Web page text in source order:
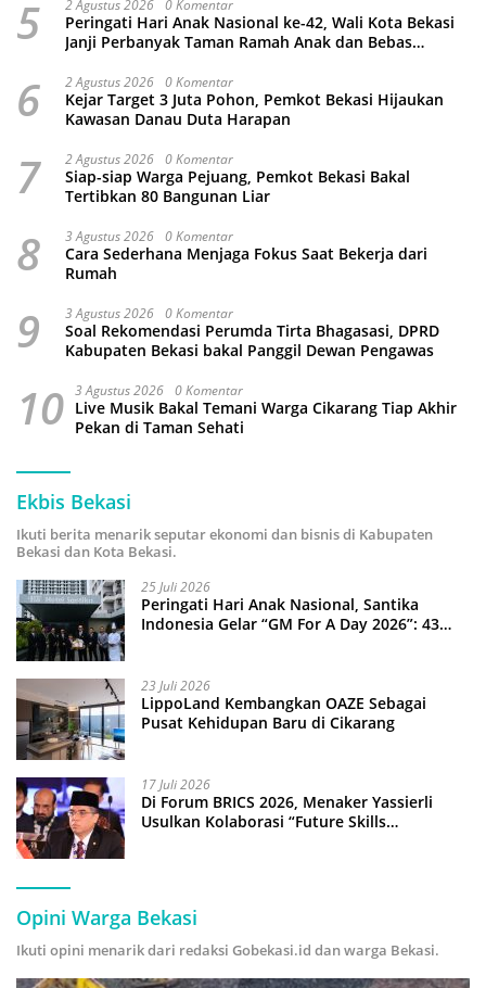
5 2 Agustus 2026 0 Komentar
Peringati Hari Anak Nasional ke-42, Wali Kota Bekasi
Janji Perbanyak Taman Ramah Anak dan Bebas
6 2 Agustus 2026 0 Komentar
Kejar Target 3 Juta Pohon, Pemkot Bekasi Hijaukan
Kawasan Danau Duta Harapan
7 2 Agustus 2026 0 Komentar
Siap-siap Warga Pejuang, Pemkot Bekasi Bakal
Tertibkan 80 Bangunan Liar
8 3 Agustus 2026 0 Komentar
Cara Sederhana Menjaga Fokus Saat Bekerja dari
Rumah
9 3 Agustus 2026 0 Komentar
Soal Rekomendasi Perumda Tirta Bhagasasi, DPRD
Kabupaten Bekasi bakal Panggil Dewan Pengawas
10 3 Agustus 2026 0 Komentar
Live Musik Bakal Temani Warga Cikarang Tiap Akhir
Pekan di Taman Sehati
Ekbis Bekasi
Ikuti berita menarik seputar ekonomi dan bisnis di Kabupaten
Bekasi dan Kota Bekasi.
25 Juli 2026
Peringati Hari Anak Nasional, Santika
Indonesia Gelar “GM For A Day 2026”: 43
23 Juli 2026
LippoLand Kembangkan OAZE Sebagai
Pusat Kehidupan Baru di Cikarang
17 Juli 2026
Di Forum BRICS 2026, Menaker Yassierli
Usulkan Kolaborasi “Future Skills
Opini Warga Bekasi
Ikuti opini menarik dari redaksi Gobekasi.id dan warga Bekasi.